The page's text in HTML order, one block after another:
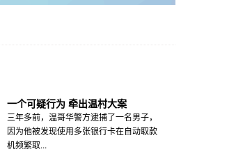
一个可疑行为 牵出温村大案
三年多前，温哥华警方逮捕了一名男子，
因为他被发现使用多张银行卡在自动取款
机频繁取...